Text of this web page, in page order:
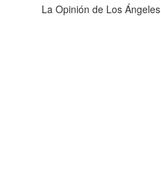
La Opinión de Los Ángeles